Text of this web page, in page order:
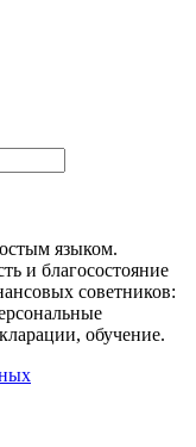
языком.
и благосостояние
советников:
обучение.